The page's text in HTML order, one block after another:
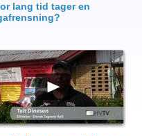
lang tid tager en